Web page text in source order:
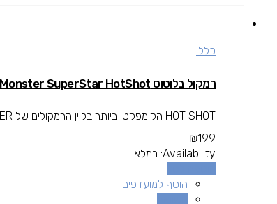
כללי
רמקול בלוטוס Monster SuperStar HotShot שחור/זהב
HOT SHOT הקומפקטי ביותר בליין הרמקולים של MONSTER גודלו כגודל אגרוףֿ, קטן מספיק כדי להתלות על תיק גב אך עדין...
₪199
Availability: במלאי
הוסף למועדפים